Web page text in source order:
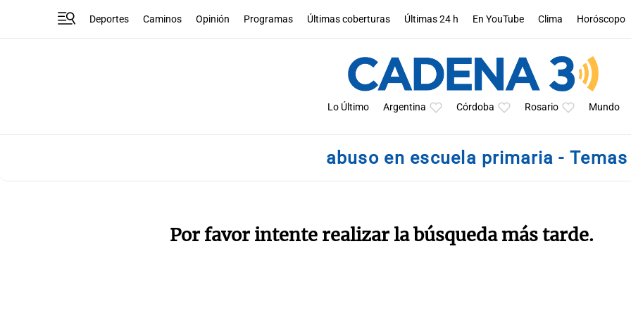
Deportes Caminos Opinión Programas Últimas coberturas Últimas 24 h En YouTube Clima Horóscopo
Lo Último Argentina Córdoba Rosario Mundo
abuso en escuela primaria - Temas
Por favor intente realizar la búsqueda más tarde.